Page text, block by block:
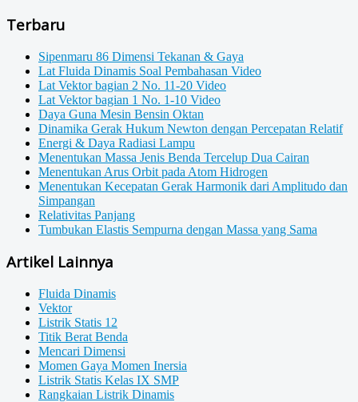
Terbaru
Sipenmaru 86 Dimensi Tekanan & Gaya
Lat Fluida Dinamis Soal Pembahasan Video
Lat Vektor bagian 2 No. 11-20 Video
Lat Vektor bagian 1 No. 1-10 Video
Daya Guna Mesin Bensin Oktan
Dinamika Gerak Hukum Newton dengan Percepatan Relatif
Energi & Daya Radiasi Lampu
Menentukan Massa Jenis Benda Tercelup Dua Cairan
Menentukan Arus Orbit pada Atom Hidrogen
Menentukan Kecepatan Gerak Harmonik dari Amplitudo dan
Simpangan
Relativitas Panjang
Tumbukan Elastis Sempurna dengan Massa yang Sama
Artikel Lainnya
Fluida Dinamis
Vektor
Listrik Statis 12
Titik Berat Benda
Mencari Dimensi
Momen Gaya Momen Inersia
Listrik Statis Kelas IX SMP
Rangkaian Listrik Dinamis